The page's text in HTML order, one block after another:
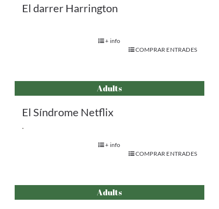
El darrer Harrington
+ info
COMPRAR ENTRADES
Adults
El Síndrome Netflix
.
+ info
COMPRAR ENTRADES
Adults